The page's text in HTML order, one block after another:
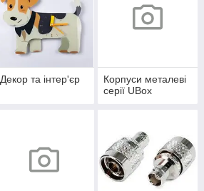
Декор та інтер'єр
Корпуси металеві
серії UBox